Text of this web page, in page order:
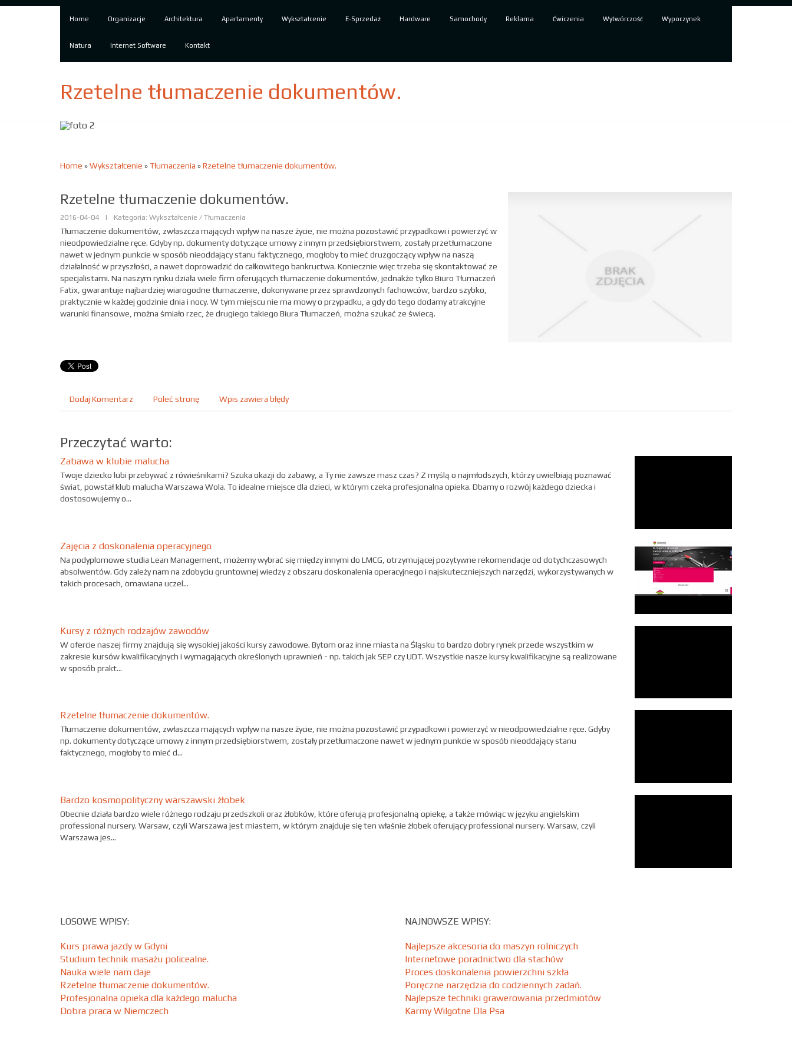
Home Organizacje Architektura Apartamenty Wykształcenie E-Sprzedaż Hardware Samochody Reklama Ćwiczenia Wytwórczość Wypoczynek
Natura Internet Software Kontakt
Rzetelne tłumaczenie dokumentów.
Home »Wykształcenie »Tłumaczenia »Rzetelne tłumaczenie dokumentów.
Rzetelne tłumaczenie dokumentów.
2016-04-04 | Kategoria: Wykształcenie / Tłumaczenia
Tłumaczenie dokumentów, zwłaszcza mających wpływ na nasze życie, nie można pozostawić przypadkowi i powierzyć w
nieodpowiedzialne ręce. Gdyby np. dokumenty dotyczące umowy z innym przedsiębiorstwem, zostały przetłumaczone
nawet w jednym punkcie w sposób nieoddający stanu faktycznego, mogłoby to mieć druzgoczący wpływ na naszą
działalność w przyszłości, a nawet doprowadzić do całkowitego bankructwa. Koniecznie więc trzeba się skontaktować ze
specjalistami. Na naszym rynku działa wiele firm oferujących tłumaczenie dokumentów, jednakże tylko Biuro Tłumaczeń
Fatix, gwarantuje najbardziej wiarogodne tłumaczenie, dokonywane przez sprawdzonych fachowców, bardzo szybko,
praktycznie w każdej godzinie dnia i nocy. W tym miejscu nie ma mowy o przypadku, a gdy do tego dodamy atrakcyjne
warunki finansowe, można śmiało rzec, że drugiego takiego Biura Tłumaczeń, można szukać ze świecą.
Dodaj Komentarz Poleć stronę Wpis zawiera błędy
Przeczytać warto:
Zabawa w klubie malucha
Twoje dziecko lubi przebywać z rówieśnikami? Szuka okazji do zabawy, a Ty nie zawsze masz czas? Z myślą o najmłodszych, którzy uwielbiają poznawać
świat, powstał klub malucha Warszawa Wola. To idealne miejsce dla dzieci, w którym czeka profesjonalna opieka. Dbamy o rozwój każdego dziecka i
dostosowujemy o...
Zajęcia z doskonalenia operacyjnego
Na podyplomowe studia Lean Management, możemy wybrać się między innymi do LMCG, otrzymującej pozytywne rekomendacje od dotychczasowych
absolwentów. Gdy zależy nam na zdobyciu gruntownej wiedzy z obszaru doskonalenia operacyjnego i najskuteczniejszych narzędzi, wykorzystywanych w
takich procesach, omawiana uczel...
Kursy z różnych rodzajów zawodów
W ofercie naszej firmy znajdują się wysokiej jakości kursy zawodowe. Bytom oraz inne miasta na Śląsku to bardzo dobry rynek przede wszystkim w
zakresie kursów kwalifikacyjnych i wymagających określonych uprawnień - np. takich jak SEP czy UDT. Wszystkie nasze kursy kwalifikacyjne są realizowane
w sposób prakt...
Rzetelne tłumaczenie dokumentów.
Tłumaczenie dokumentów, zwłaszcza mających wpływ na nasze życie, nie można pozostawić przypadkowi i powierzyć w nieodpowiedzialne ręce. Gdyby
np. dokumenty dotyczące umowy z innym przedsiębiorstwem, zostały przetłumaczone nawet w jednym punkcie w sposób nieoddający stanu
faktycznego, mogłoby to mieć d...
Bardzo kosmopolityczny warszawski żłobek
Obecnie działa bardzo wiele różnego rodzaju przedszkoli oraz żłobków, które oferują profesjonalną opiekę, a także mówiąc w języku angielskim
professional nursery. Warsaw, czyli Warszawa jest miastem, w którym znajduje się ten właśnie żłobek oferujący professional nursery. Warsaw, czyli
Warszawa jes...
LOSOWE WPISY:
Kurs prawa jazdy w Gdyni
Studium technik masażu policealne.
Nauka wiele nam daje
Rzetelne tłumaczenie dokumentów.
Profesjonalna opieka dla każdego malucha
Dobra praca w Niemczech
NAJNOWSZE WPISY:
Najlepsze akcesoria do maszyn rolniczych
Internetowe poradnictwo dla stachów
Proces doskonalenia powierzchni szkła
Poręczne narzędzia do codziennych zadań.
Najlepsze techniki grawerowania przedmiotów
Karmy Wilgotne Dla Psa